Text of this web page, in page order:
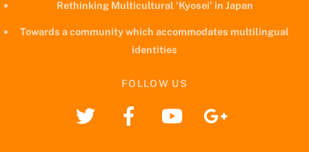
Rethinking Multicultural 'Kyosei' in Japan
Towards a community which accommodates multilingual
identities
FOLLOW US